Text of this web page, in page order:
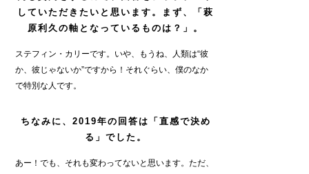
していただきたいと思います。まず、「萩
原利久の軸となっているものは？」。
ステフィン・カリーです。いや、もうね、人類は“彼
か、彼じゃないか”ですから！それぐらい、僕のなか
で特別な人です。
ちなみに、2019年の回答は「直感で決め
る」でした。
あー！でも、それも変わってないと思います。ただ、